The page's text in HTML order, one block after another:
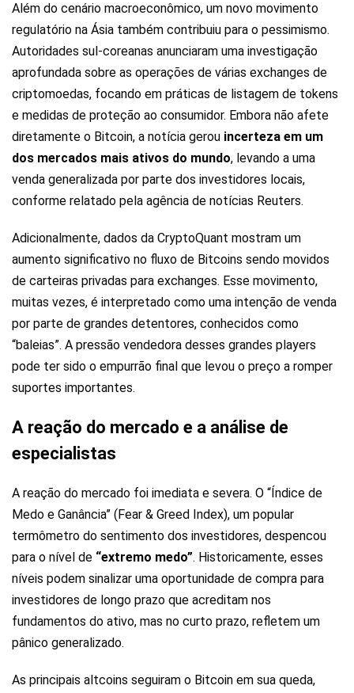
Além do cenário macroeconômico, um novo movimento
regulatório na Ásia também contribuiu para o pessimismo.
Autoridades sul-coreanas anunciaram uma investigação
aprofundada sobre as operações de várias exchanges de
criptomoedas, focando em práticas de listagem de tokens
e medidas de proteção ao consumidor. Embora não afete
diretamente o Bitcoin, a notícia gerou incerteza em um
dos mercados mais ativos do mundo, levando a uma
venda generalizada por parte dos investidores locais,
conforme relatado pela agência de notícias Reuters.
Adicionalmente, dados da CryptoQuant mostram um
aumento significativo no fluxo de Bitcoins sendo movidos
de carteiras privadas para exchanges. Esse movimento,
muitas vezes, é interpretado como uma intenção de venda
por parte de grandes detentores, conhecidos como
“baleias”. A pressão vendedora desses grandes players
pode ter sido o empurrão final que levou o preço a romper
suportes importantes.
A reação do mercado e a análise de
especialistas
A reação do mercado foi imediata e severa. O “Índice de
Medo e Ganância” (Fear & Greed Index), um popular
termômetro do sentimento dos investidores, despencou
para o nível de “extremo medo”. Historicamente, esses
níveis podem sinalizar uma oportunidade de compra para
investidores de longo prazo que acreditam nos
fundamentos do ativo, mas no curto prazo, refletem um
pânico generalizado.
As principais altcoins seguiram o Bitcoin em sua queda,